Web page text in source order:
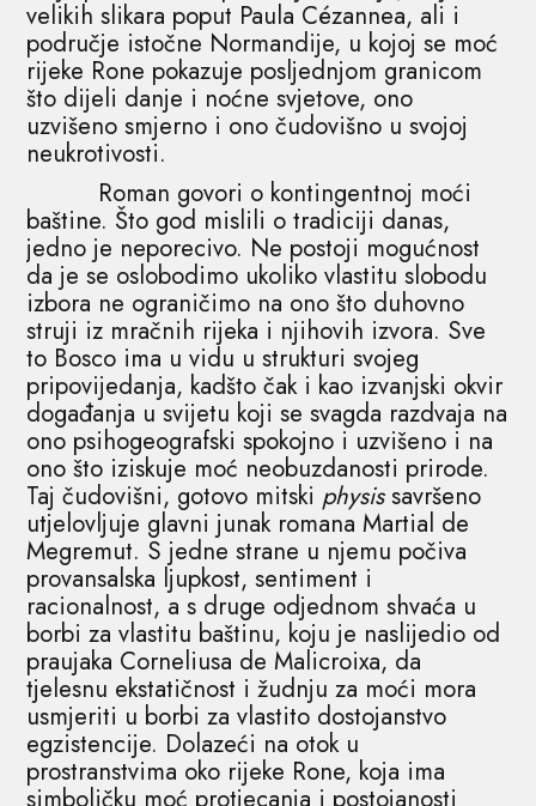
velikih slikara poput Paula Cézannea, ali i
područje istočne Normandije, u kojoj se moć
rijeke Rone pokazuje posljednjom granicom
što dijeli danje i noćne svjetove, ono
uzvišeno smjerno i ono čudovišno u svojoj
neukrotivosti.
Roman govori o kontingentnoj moći
baštine. Što god mislili o tradiciji danas,
jedno je neporecivo. Ne postoji mogućnost
da je se oslobodimo ukoliko vlastitu slobodu
izbora ne ograničimo na ono što duhovno
struji iz mračnih rijeka i njihovih izvora. Sve
to Bosco ima u vidu u strukturi svojeg
pripovijedanja, kadšto čak i kao izvanjski okvir
događanja u svijetu koji se svagda razdvaja na
ono psihogeografski spokojno i uzvišeno i na
ono što iziskuje moć neobuzdanosti prirode.
Taj čudovišni, gotovo mitski physissavršeno
utjelovljuje glavni junak romana Martial de
Megremut. S jedne strane u njemu počiva
provansalska ljupkost, sentiment i
racionalnost, a s druge odjednom shvaća u
borbi za vlastitu baštinu, koju je naslijedio od
praujaka Corneliusa de Malicroixa, da
tjelesnu ekstatičnost i žudnju za moći mora
usmjeriti u borbi za vlastito dostojanstvo
egzistencije. Dolazeći na otok u
prostranstvima oko rijeke Rone, koja ima
simboličku moć protjecanja i postojanosti